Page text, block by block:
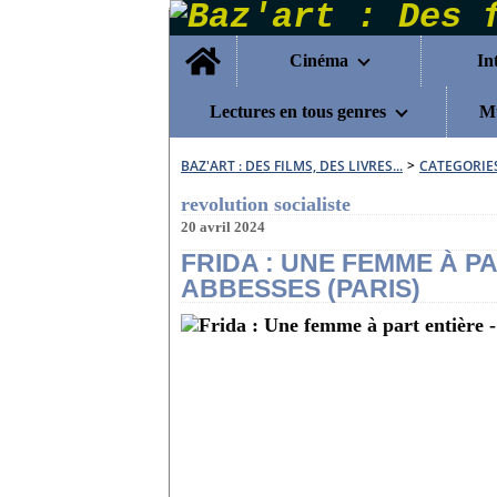
Home
Cinéma
Lectures en tous genres
BAZ'ART : DES FILMS, DES LIVRES... >
revolution socialiste
20 avril 2024
FRIDA : UNE FEMME À
ABBESSES (PARIS)